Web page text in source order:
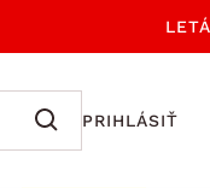
PRIHLÁSIŤ